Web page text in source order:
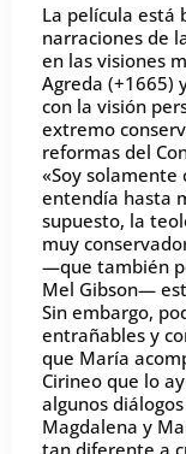
La película está
narraciones de
en las visiones
Agreda (+1665)
con la visión
extremo
reformas del
«Soy
entendía hasta
supuesto, la
muy
—que también
Mel Gibson—
Sin embargo,
entrañables y
que María
Cirineo que lo
algunos
Magdalena y
tan diferente a